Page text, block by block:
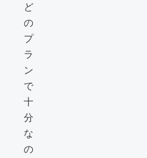
ど
の
プ
ラ
ン
で
十
分
な
の